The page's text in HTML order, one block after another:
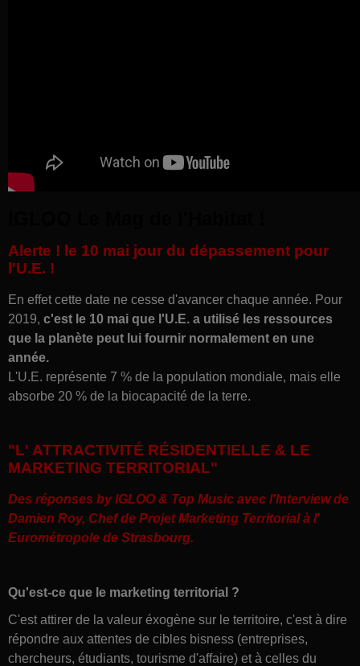
Alerte ! le 10 mai jour du dépassement pour
l'U.E. !
En effet cette date ne cesse d'avancer chaque année. Pour
2019, c'est le 10 mai que l'U.E. a utilisé les ressources
que la planète peut lui fournir normalement en une
année.
L'U.E. représente 7 % de la population mondiale, mais elle
absorbe 20 % de la biocapacité de la terre.
"L' ATTRACTIVITÉ RÉSIDENTIELLE & LE
MARKETING TERRITORIAL"
Des réponses by IGLOO & Top Music avec l'Interview de
Damien Roy, Chef de Projet Marketing Territorial à l'
Eurométropole de Strasbourg.
Qu'est-ce que le marketing territorial ?
C'est attirer de la valeur éxogène sur le territoire, c'est à dire
répondre aux attentes de cibles bisness (entreprises,
chercheurs, étudiants, tourisme d'affaire) et à celles du